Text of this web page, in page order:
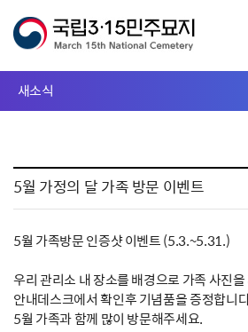
새소식
5월 가정의 달 가족 방문 이벤트
5월 가족방문 인증샷 이벤트 (5.3.~5.31.)
우리 관리소 내 장소를 배경으로 가족 사진
안내데스크에서 확인후 기념품을 증정합니
5월 가족과 함께 많이 방문해주세요.